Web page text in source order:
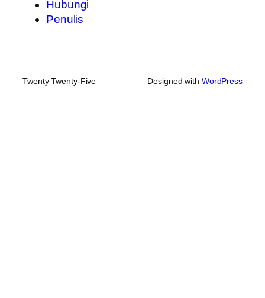
Hubungi
Penulis
Twenty Twenty-Five Designed with WordPress